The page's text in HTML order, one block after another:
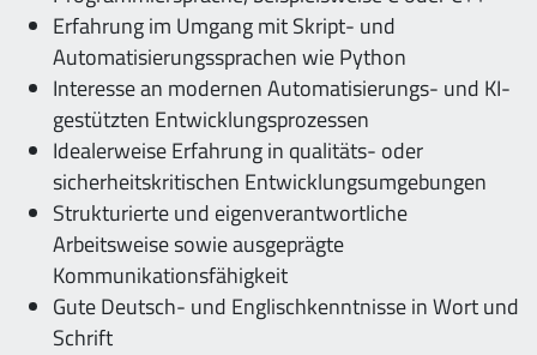
Erfahrung im Umgang mit Skript- und
Automatisierungssprachen wie Python
Interesse an modernen Automatisierungs- und KI-
gestützten Entwicklungsprozessen
Idealerweise Erfahrung in qualitäts- oder
sicherheitskritischen Entwicklungsumgebungen
Strukturierte und eigenverantwortliche
Arbeitsweise sowie ausgeprägte
Kommunikationsfähigkeit
Gute Deutsch- und Englischkenntnisse in Wort und
Schrift